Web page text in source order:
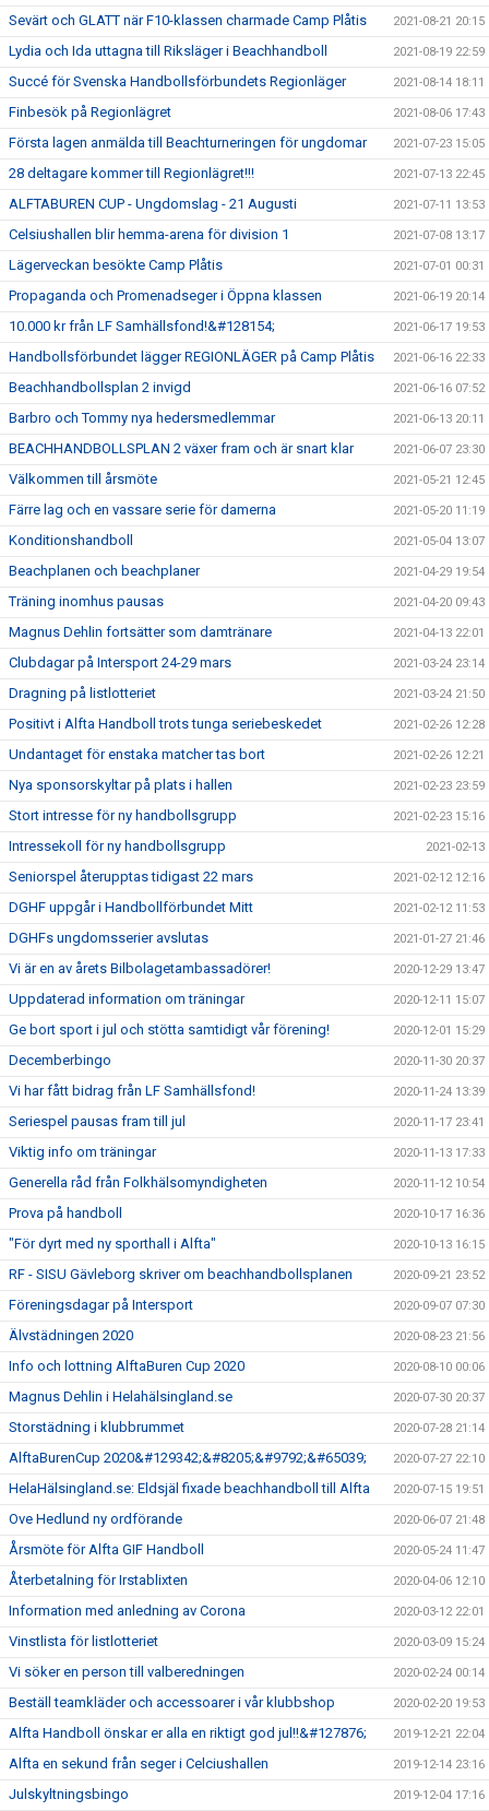
Sevärt och GLATT när F10-klassen charmade Camp Plåtis 2021-08-21 20:15
Lydia och Ida uttagna till Riksläger i Beachhandboll 2021-08-19 22:59
Succé för Svenska Handbollsförbundets Regionläger 2021-08-14 18:11
Finbesök på Regionlägret 2021-08-06 17:43
Första lagen anmälda till Beachturneringen för ungdomar 2021-07-23 15:05
28 deltagare kommer till Regionlägret!!! 2021-07-13 22:45
ALFTABUREN CUP - Ungdomslag - 21 Augusti 2021-07-11 13:53
Celsiushallen blir hemma-arena för division 1 2021-07-08 13:17
Lägerveckan besökte Camp Plåtis 2021-07-01 00:31
Propaganda och Promenadseger i Öppna klassen 2021-06-19 20:14
10.000 kr från LF Samhällsfond!&#128154; 2021-06-17 19:53
Handbollsförbundet lägger REGIONLÄGER på Camp Plåtis 2021-06-16 22:33
Beachhandbollsplan 2 invigd 2021-06-16 07:52
Barbro och Tommy nya hedersmedlemmar 2021-06-13 20:11
BEACHHANDBOLLSPLAN 2 växer fram och är snart klar 2021-06-07 23:30
Välkommen till årsmöte 2021-05-21 12:45
Färre lag och en vassare serie för damerna 2021-05-20 11:19
Konditionshandboll 2021-05-04 13:07
Beachplanen och beachplaner 2021-04-29 19:54
Träning inomhus pausas 2021-04-20 09:43
Magnus Dehlin fortsätter som damtränare 2021-04-13 22:01
Clubdagar på Intersport 24-29 mars 2021-03-24 23:14
Dragning på listlotteriet 2021-03-24 21:50
Positivt i Alfta Handboll trots tunga seriebeskedet 2021-02-26 12:28
Undantaget för enstaka matcher tas bort 2021-02-26 12:21
Nya sponsorskyltar på plats i hallen 2021-02-23 23:59
Stort intresse för ny handbollsgrupp 2021-02-23 15:16
Intressekoll för ny handbollsgrupp 2021-02-13
Seniorspel återupptas tidigast 22 mars 2021-02-12 12:16
DGHF uppgår i Handbollförbundet Mitt 2021-02-12 11:53
DGHFs ungdomsserier avslutas 2021-01-27 21:46
Vi är en av årets Bilbolagetambassadörer! 2020-12-29 13:47
Uppdaterad information om träningar 2020-12-11 15:07
Ge bort sport i jul och stötta samtidigt vår förening! 2020-12-01 15:29
Decemberbingo 2020-11-30 20:37
Vi har fått bidrag från LF Samhällsfond! 2020-11-24 13:39
Seriespel pausas fram till jul 2020-11-17 23:41
Viktig info om träningar 2020-11-13 17:33
Generella råd från Folkhälsomyndigheten 2020-11-12 10:54
Prova på handboll 2020-10-17 16:36
"För dyrt med ny sporthall i Alfta" 2020-10-13 16:15
RF - SISU Gävleborg skriver om beachhandbollsplanen 2020-09-21 23:52
Föreningsdagar på Intersport 2020-09-07 07:30
Älvstädningen 2020 2020-08-23 21:56
Info och lottning AlftaBuren Cup 2020 2020-08-10 00:06
Magnus Dehlin i Helahälsingland.se 2020-07-30 20:37
Storstädning i klubbrummet 2020-07-28 21:14
AlftaBurenCup 2020&#129342;&#8205;&#9792;&#65039; 2020-07-27 22:10
HelaHälsingland.se: Eldsjäl fixade beachhandboll till Alfta 2020-07-15 19:51
Ove Hedlund ny ordförande 2020-06-07 21:48
Årsmöte för Alfta GIF Handboll 2020-05-24 11:47
Återbetalning för Irstablixten 2020-04-06 12:10
Information med anledning av Corona 2020-03-12 22:01
Vinstlista för listlotteriet 2020-03-09 15:24
Vi söker en person till valberedningen 2020-02-24 00:14
Beställ teamkläder och accessoarer i vår klubbshop 2020-02-20 19:53
Alfta Handboll önskar er alla en riktigt god jul!!&#127876; 2019-12-21 22:04
Alfta en sekund från seger i Celciushallen 2019-12-14 23:16
Julskyltningsbingo 2019-12-04 17:16